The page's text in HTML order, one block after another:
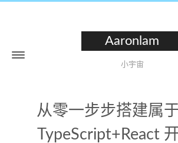
Aaronlam
小宇宙
从零一步步搭建属
TypeScript+React